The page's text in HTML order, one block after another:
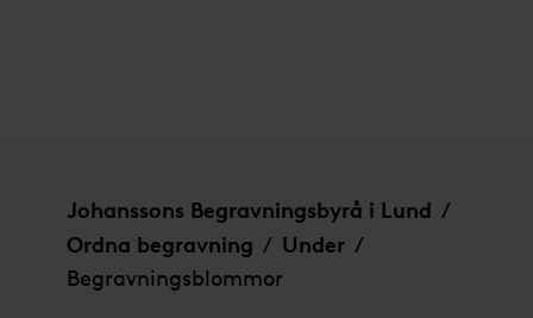
Johanssons Begravningsbyrå i Lund /
Ordna begravning / Under /
Begravningsblommor